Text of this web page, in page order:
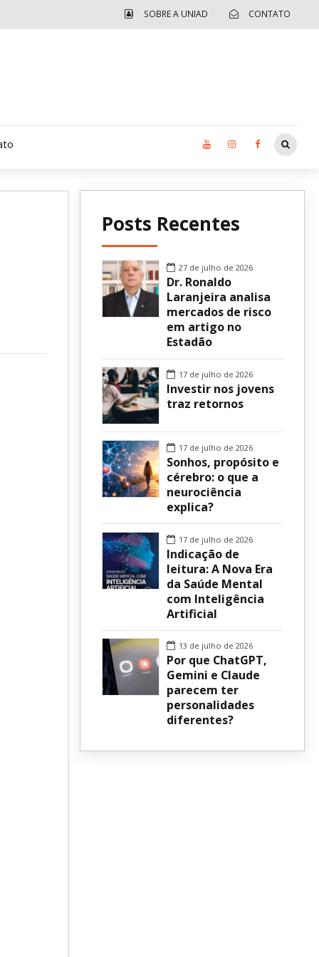
SOBRE A UNIAD CONTATO
Independência Jovem – FOLIA
Revista UNIAD
Posts Recentes
27 de julho de 2026
Dr. Ronaldo
Laranjeira analisa
mercados de risco
em artigo no
Estadão
17 de julho de 2026
Investir nos jovens
traz retornos
17 de julho de 2026
Sonhos, propósito e
cérebro: o que a
neurociência
explica?
17 de julho de 2026
Indicação de
leitura: A Nova Era
da Saúde Mental
com Inteligência
Artificial
13 de julho de 2026
Por que ChatGPT,
Gemini e Claude
parecem ter
personalidades
diferentes?